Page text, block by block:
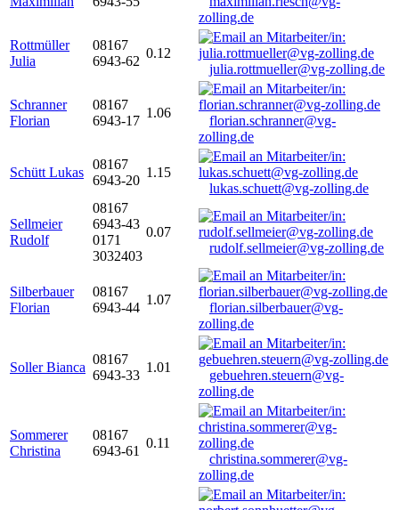
zolling.de
Rottmüller
Julia
08167
6943-62
0.12
julia.rottmueller@vg-zolling.de
Schranner
Florian
08167
6943-17
1.06
florian.schranner@vg-
zolling.de
Schütt Lukas
08167
6943-20
1.15
lukas.schuett@vg-zolling.de
Sellmeier
Rudolf
08167
6943-43
0171
3032403
0.07
rudolf.sellmeier@vg-zolling.de
Silberbauer
Florian
08167
6943-44
1.07
florian.silberbauer@vg-
zolling.de
Soller Bianca
08167
6943-33
1.01
gebuehren.steuern@vg-
zolling.de
Sommerer
Christina
08167
6943-61
0.11
christina.sommerer@vg-
zolling.de